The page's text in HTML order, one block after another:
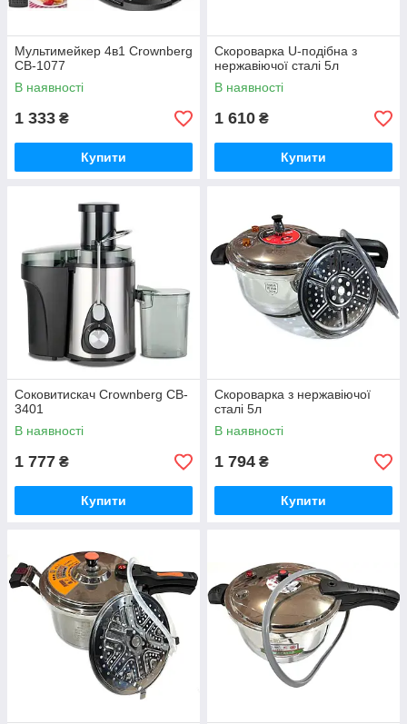
Мультимейкер 4в1 Crownberg
CB-1077
В наявності
1 333 ₴
Купити
Скороварка U-подібна з
нержавіючої сталі 5л
В наявності
1 610 ₴
Купити
Соковитискач Crownberg CB-
3401
В наявності
1 777 ₴
Купити
Скороварка з нержавіючої
сталі 5л
В наявності
1 794 ₴
Купити